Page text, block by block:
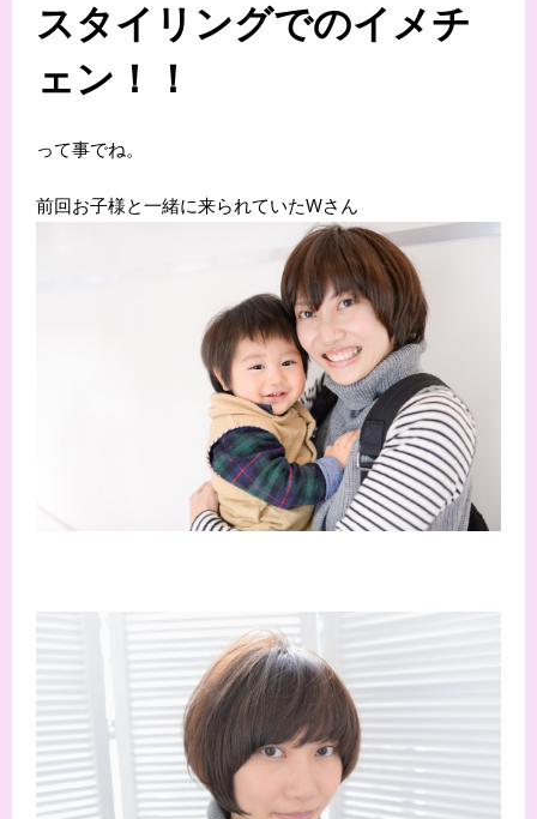
スタイリングでのイメチ
ェン！！
って事でね。
前回お子様と一緒に来られていたWさん